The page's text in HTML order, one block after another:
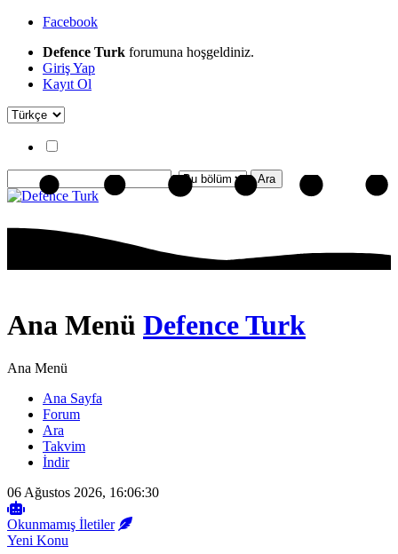
Facebook
Defence Turk forumuna hoşgeldiniz.
Giriş Yap
Kayıt Ol
Ana Menü Defence Turk
Ana Menü
Ana Sayfa
Forum
Ara
Takvim
İndir
06 Ağustos 2026, 16:06:30
Okunmamış İletiler
Yeni Konu